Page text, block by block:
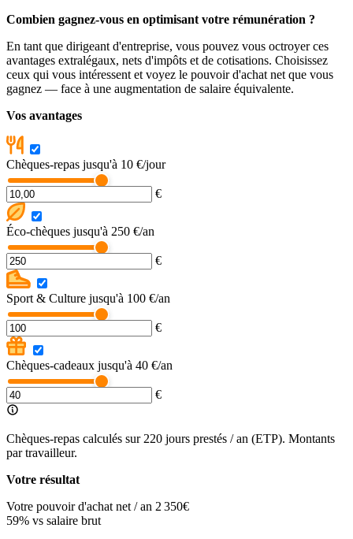
Combien gagnez-vous en optimisant votre rémunération ?
En tant que dirigeant d'entreprise, vous pouvez vous octroyer ces
avantages extralégaux, nets d'impôts et de cotisations. Choisissez
ceux qui vous intéressent et voyez le pouvoir d'achat net que vous
gagnez — face à une augmentation de salaire équivalente.
Vos avantages
Chèques-repas jusqu'à 10 €/jour
€
Éco-chèques jusqu'à 250 €/an
€
Sport & Culture jusqu'à 100 €/an
€
Chèques-cadeaux jusqu'à 40 €/an
€
Chèques-repas calculés sur 220 jours prestés / an (ETP). Montants
par travailleur.
Votre résultat
Votre pouvoir d'achat net / an 2 350€
59% vs salaire brut